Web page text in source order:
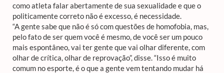
como atleta falar abertamente de sua sexualidade e que o
politicamente correto não é excesso, é necessidade.
“A gente sabe que não é só com questões de homofobia, mas,
pelo fato de ser quem você é mesmo, de você ser um pouco
mais espontâneo, vai ter gente que vai olhar diferente, com
olhar de crítica, olhar de reprovação”, disse. “Isso é muito
comum no esporte, é o que a gente vem tentando mudar há